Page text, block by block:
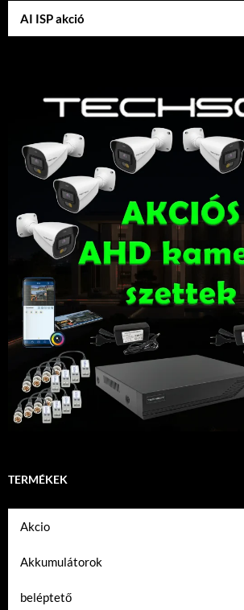
AI ISP akció
TERMÉKEK
Akcio
Akkumulátorok
beléptető